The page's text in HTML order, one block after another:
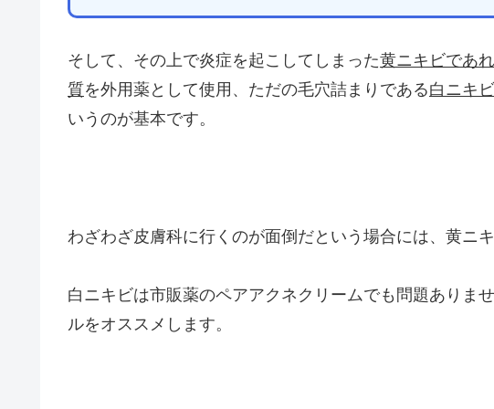
そして、その上で炎症を起こしてしまった黄ニキビであ
質を外用薬として使用、ただの毛穴詰まりである白ニキ
いうのが基本です。
わざわざ皮膚科に行くのが面倒だという場合には、黄ニ
白ニキビは市販薬のペアアクネクリームでも問題ありま
ルをオススメします。